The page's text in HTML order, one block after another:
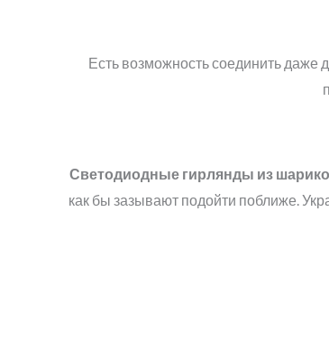
Есть возможность соединить даже
Светодиодные гирлянды из
как бы зазывают подойти поближе.